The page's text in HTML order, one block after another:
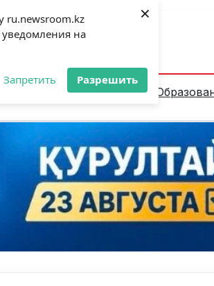
ru.newsroom.kz
на
Запретить Разрешить
×
28°C Шымкент:
Новости Аналитика